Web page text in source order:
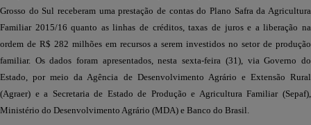
Grosso do Sul receberam uma prestação de contas do Plano Safra da Agricultura
Familiar 2015/16 quanto as linhas de créditos, taxas de juros e a liberação na
ordem de R$ 282 milhões em recursos a serem investidos no setor de produção
familiar. Os dados foram apresentados, nesta sexta-feira (31), via Governo do
Estado, por meio da Agência de Desenvolvimento Agrário e Extensão Rural
(Agraer) e a Secretaria de Estado de Produção e Agricultura Familiar (Sepaf),
Ministério do Desenvolvimento Agrário (MDA) e Banco do Brasil.